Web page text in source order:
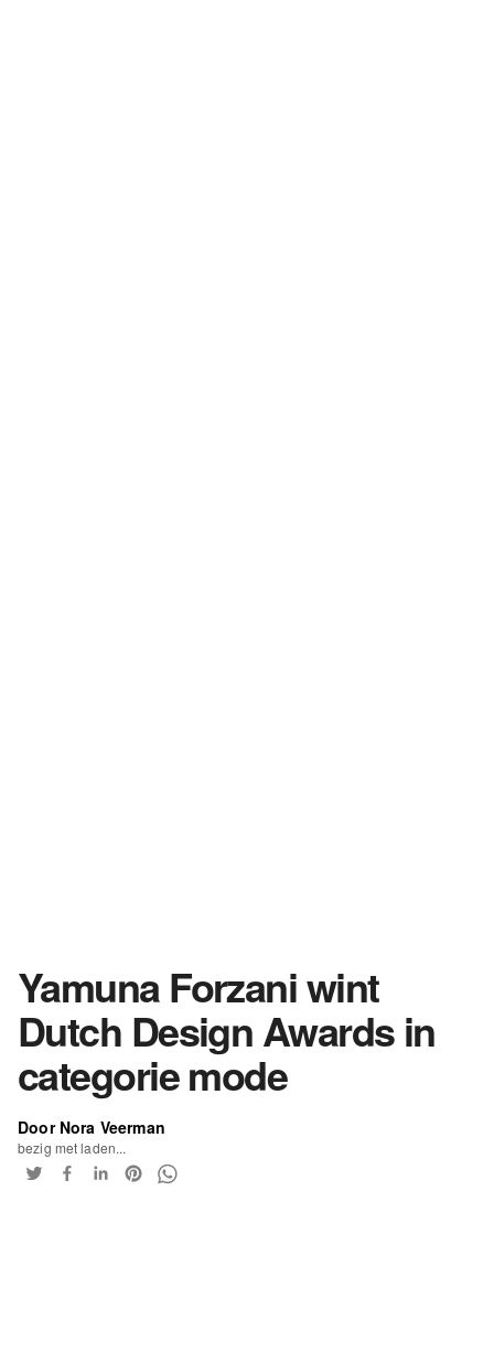
Yamuna Forzani wint
Dutch Design Awards in
categorie mode
Door Nora Veerman
bezig met laden...